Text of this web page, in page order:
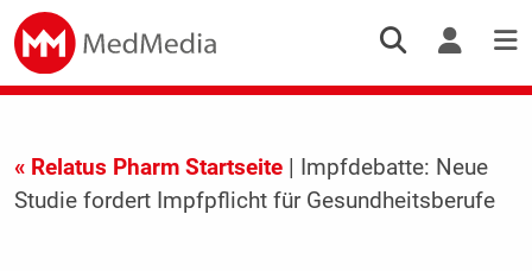
« Relatus Pharm Startseite| Impfdebatte: Neue
Studie fordert Impfpflicht für Gesundheitsberufe